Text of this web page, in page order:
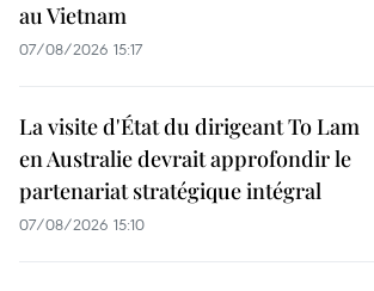
au Vietnam
07/08/2026 15:17
La visite d'État du dirigeant To Lam
en Australie devrait approfondir le
partenariat stratégique intégral
07/08/2026 15:10